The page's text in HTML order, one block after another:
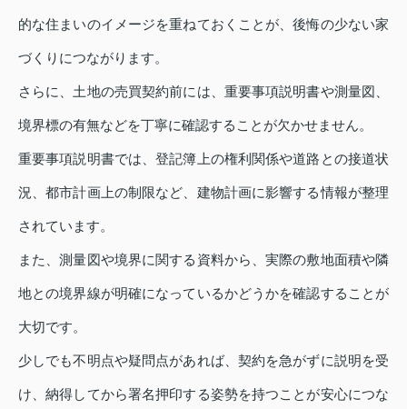
的な住まいのイメージを重ねておくことが、後悔の少ない家
づくりにつながります。
さらに、土地の売買契約前には、重要事項説明書や測量図、
境界標の有無などを丁寧に確認することが欠かせません。
重要事項説明書では、登記簿上の権利関係や道路との接道状
況、都市計画上の制限など、建物計画に影響する情報が整理
されています。
また、測量図や境界に関する資料から、実際の敷地面積や隣
地との境界線が明確になっているかどうかを確認することが
大切です。
少しでも不明点や疑問点があれば、契約を急がずに説明を受
け、納得してから署名押印する姿勢を持つことが安心につな